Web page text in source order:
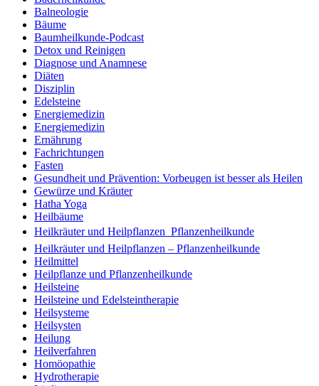
Balneologie
Bäume
Baumheilkunde-Podcast
Detox und Reinigen
Diagnose und Anamnese
Diäten
Disziplin
Edelsteine
Energiemedizin
Energiemedizin
Ernährung
Fachrichtungen
Fasten
Gesundheit und Prävention: Vorbeugen ist besser als Heilen
Gewürze und Kräuter
Hatha Yoga
Heilbäume
Heilkräuter und Heilpflanzen  Pflanzenheilkunde
Heilkräuter und Heilpflanzen – Pflanzenheilkunde
Heilmittel
Heilpflanze und Pflanzenheilkunde
Heilsteine
Heilsteine und Edelsteintherapie
Heilsysteme
Heilsysten
Heilung
Heilverfahren
Homöopathie
Hydrotherapie